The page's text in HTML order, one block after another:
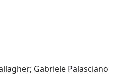
Gabriele Palasciano